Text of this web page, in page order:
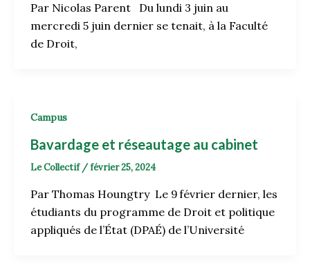
Par Nicolas Parent Du lundi 3 juin au
mercredi 5 juin dernier se tenait, à la Faculté
de Droit,
Campus
Bavardage et réseautage au cabinet
Le Collectif /février 25, 2024
Par Thomas Houngtry Le 9 février dernier, les
étudiants du programme de Droit et politique
appliqués de l’État (DPAÉ) de l’Université